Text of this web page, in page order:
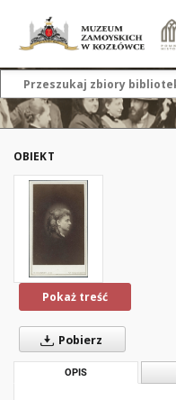
OBIEKT
Pokaż treść
Pobierz
OPIS